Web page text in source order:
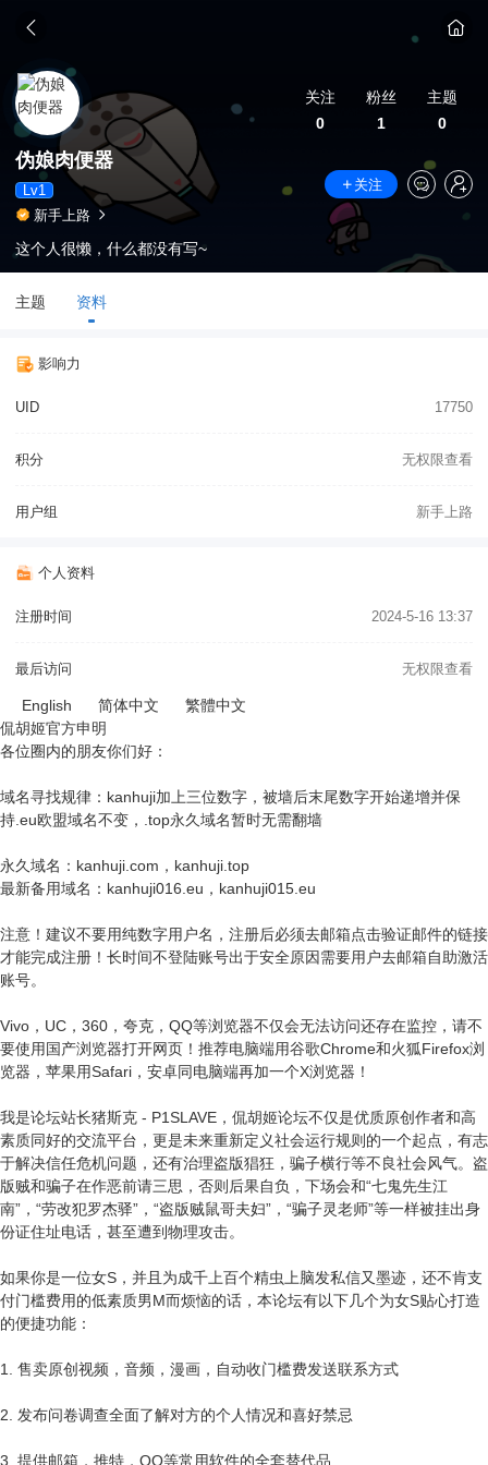
关注
0
粉丝
1
主题
0
伪娘肉便器
Lv1
关注
新手上路
这个人很懒，什么都没有写~
主题 资料
影响力
UID 17750
积分 无权限查看
用户组 新手上路
个人资料
注册时间 2024-5-16 13:37
最后访问 无权限查看
English 简体中文
繁體中文
侃胡姬官方申明
各位圈内的朋友你们好：
域名寻找规律：kanhuji加上三位数字，被墙后末尾数字开始递增并保
持.eu欧盟域名不变，.top永久域名暂时无需翻墙
永久域名：kanhuji.com，kanhuji.top
最新备用域名：kanhuji016.eu，kanhuji015.eu
注意！建议不要用纯数字用户名，注册后必须去邮箱点击验证邮件的链接
才能完成注册！长时间不登陆账号出于安全原因需要用户去邮箱自助激活
账号。
Vivo，UC，360，夸克，QQ等浏览器不仅会无法访问还存在监控，请不
要使用国产浏览器打开网页！推荐电脑端用谷歌Chrome和火狐Firefox浏
览器，苹果用Safari，安卓同电脑端再加一个X浏览器！
我是论坛站长猪斯克 - P1SLAVE，侃胡姬论坛不仅是优质原创作者和高
素质同好的交流平台，更是未来重新定义社会运行规则的一个起点，有志
于解决信任危机问题，还有治理盗版猖狂，骗子横行等不良社会风气。盗
版贼和骗子在作恶前请三思，否则后果自负，下场会和“七鬼先生江
南”，“劳改犯罗杰驿”，“盗版贼鼠哥夫妇”，“骗子灵老师”等一样被挂出身
份证住址电话，甚至遭到物理攻击。
如果你是一位女S，并且为成千上百个精虫上脑发私信又墨迹，还不肯支
付门槛费用的低素质男M而烦恼的话，本论坛有以下几个为女S贴心打造
的便捷功能：
1. 售卖原创视频，音频，漫画，自动收门槛费发送联系方式
2. 发布问卷调查全面了解对方的个人情况和喜好禁忌
3. 提供邮箱，推特，QQ等常用软件的全套替代品